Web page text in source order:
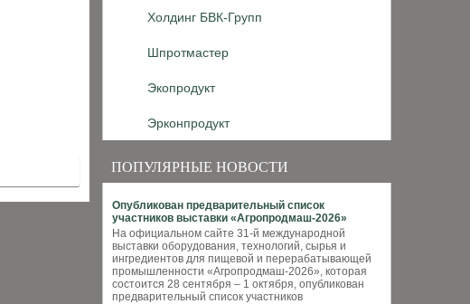
Холдинг БВК-Групп
Шпротмастер
Экопродукт
Эрконпродукт
ПОПУЛЯРНЫЕ НОВОСТИ
Опубликован предварительный список
участников выставки «Агропродмаш-2026»
На официальном сайте 31-й международной
выставки оборудования, технологий, сырья и
ингредиентов для пищевой и перерабатывающей
промышленности «Агропродмаш-2026», которая
состоится 28 сентября – 1 октября, опубликован
предварительный список участников